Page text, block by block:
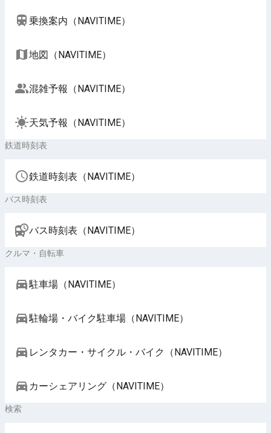
乗換案内（NAVITIME）
地図（NAVITIME）
混雑予報（NAVITIME）
天気予報（NAVITIME）
鉄道時刻表
鉄道時刻表（NAVITIME）
バス時刻表
バス時刻表（NAVITIME）
クルマ・自転車
駐車場（NAVITIME）
駐輪場・バイク駐車場（NAVITIME）
レンタカー・サイクル・バイク（NAVITIME）
カーシェアリング（NAVITIME）
検索